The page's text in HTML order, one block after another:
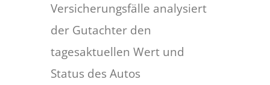
Versicherungsfälle analysiert
der Gutachter den
tagesaktuellen Wert und
Status des Autos